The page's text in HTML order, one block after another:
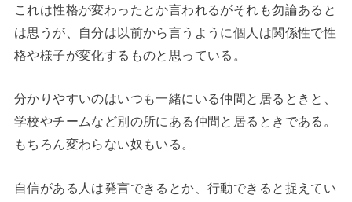
これは性格が変わったとか言われるがそれも勿論あると
は思うが、自分は以前から言うように個人は関係性で性
格や様子が変化するものと思っている。
分かりやすいのはいつも一緒にいる仲間と居るときと、
学校やチームなど別の所にある仲間と居るときである。
もちろん変わらない奴もいる。
自信がある人は発言できるとか、行動できると捉えてい